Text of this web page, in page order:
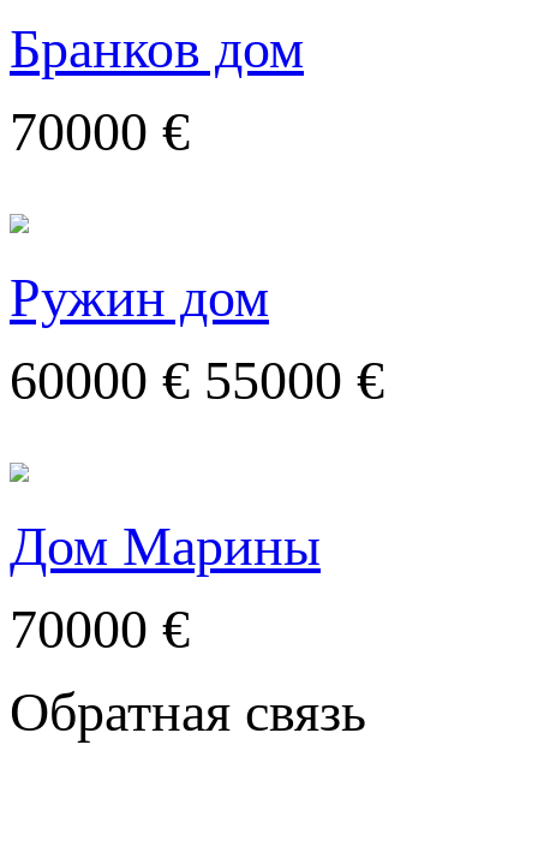
Бранков дом
70000 €
Ружин дом
60000 € 55000 €
Дом Марины
70000 €
Обратная связь